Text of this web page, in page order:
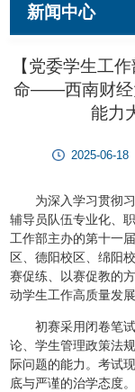
新闻中心
【党委学生工
命——西南财经
能力
2025-06-18
为深入学习贯彻
辅导员队伍专业化、
工作部主办的第十一
区、德阳校区、绵阳
赛促练、以赛促教的
动学生工作高质量发展
初赛采用闭卷笔
论、学生管理政策法
际问题的能力。考试
底与严谨的治学态度